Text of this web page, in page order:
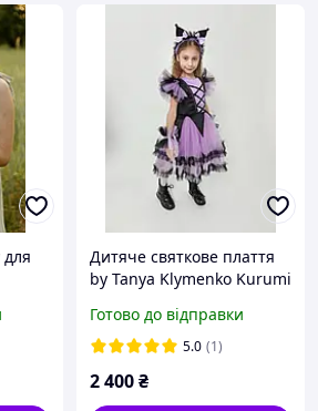
Дитяче святкове плаття
by Tanya Klymenko Kurumi
Готово до відправки
5.0 (1)
2 400₴